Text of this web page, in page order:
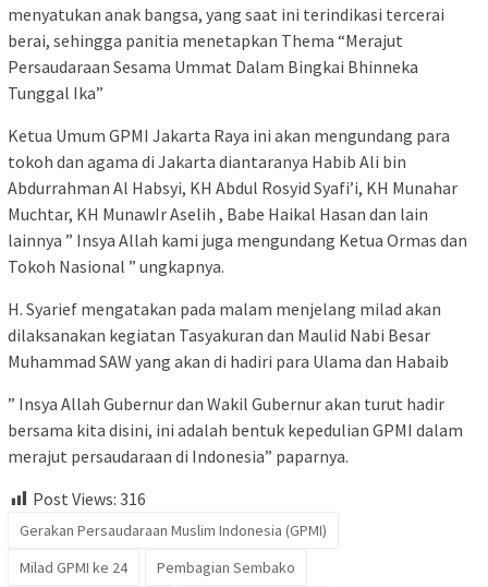
menyatukan anak bangsa, yang saat ini terindikasi tercerai
berai, sehingga panitia menetapkan Thema “Merajut
Persaudaraan Sesama Ummat Dalam Bingkai Bhinneka
Tunggal Ika”
Ketua Umum GPMI Jakarta Raya ini akan mengundang para
tokoh dan agama di Jakarta diantaranya Habib Ali bin
Abdurrahman Al Habsyi, KH Abdul Rosyid Syafi’i, KH Munahar
Muchtar, KH MunawIr Aselih , Babe Haikal Hasan dan lain
lainnya ” Insya Allah kami juga mengundang Ketua Ormas dan
Tokoh Nasional ” ungkapnya.
H. Syarief mengatakan pada malam menjelang milad akan
dilaksanakan kegiatan Tasyakuran dan Maulid Nabi Besar
Muhammad SAW yang akan di hadiri para Ulama dan Habaib
” Insya Allah Gubernur dan Wakil Gubernur akan turut hadir
bersama kita disini, ini adalah bentuk kepedulian GPMI dalam
merajut persaudaraan di Indonesia” paparnya.
Post Views: 316
Gerakan Persaudaraan Muslim Indonesia (GPMI)
Milad GPMI ke 24
Pembagian Sembako